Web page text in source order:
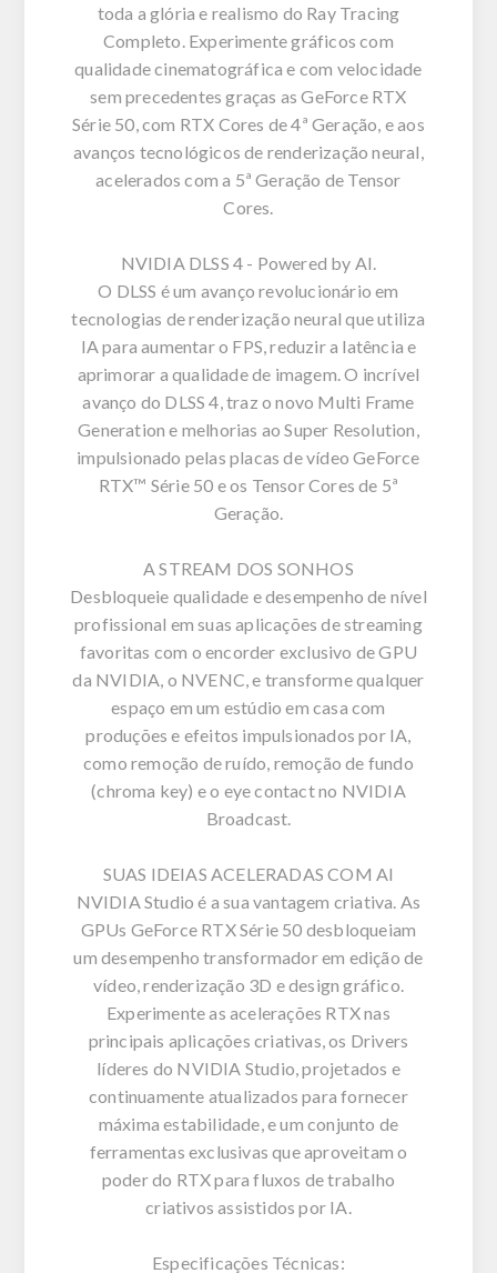
toda a glória e realismo do Ray Tracing
Completo. Experimente gráficos com
qualidade cinematográfica e com velocidade
sem precedentes graças as GeForce RTX
Série 50, com RTX Cores de 4ª Geração, e aos
avanços tecnológicos de renderização neural,
acelerados com a 5ª Geração de Tensor
Cores.
NVIDIA DLSS 4 - Powered by AI.
O DLSS é um avanço revolucionário em
tecnologias de renderização neural que utiliza
IA para aumentar o FPS, reduzir a latência e
aprimorar a qualidade de imagem. O incrível
avanço do DLSS 4, traz o novo Multi Frame
Generation e melhorias ao Super Resolution,
impulsionado pelas placas de vídeo GeForce
RTX™ Série 50 e os Tensor Cores de 5ª
Geração.
A STREAM DOS SONHOS
Desbloqueie qualidade e desempenho de nível
profissional em suas aplicações de streaming
favoritas com o encorder exclusivo de GPU
da NVIDIA, o NVENC, e transforme qualquer
espaço em um estúdio em casa com
produções e efeitos impulsionados por IA,
como remoção de ruído, remoção de fundo
(chroma key) e o eye contact no NVIDIA
Broadcast.
SUAS IDEIAS ACELERADAS COM AI
NVIDIA Studio é a sua vantagem criativa. As
GPUs GeForce RTX Série 50 desbloqueiam
um desempenho transformador em edição de
vídeo, renderização 3D e design gráfico.
Experimente as acelerações RTX nas
principais aplicações criativas, os Drivers
líderes do NVIDIA Studio, projetados e
continuamente atualizados para fornecer
máxima estabilidade, e um conjunto de
ferramentas exclusivas que aproveitam o
poder do RTX para fluxos de trabalho
criativos assistidos por IA.
Especificações Técnicas: